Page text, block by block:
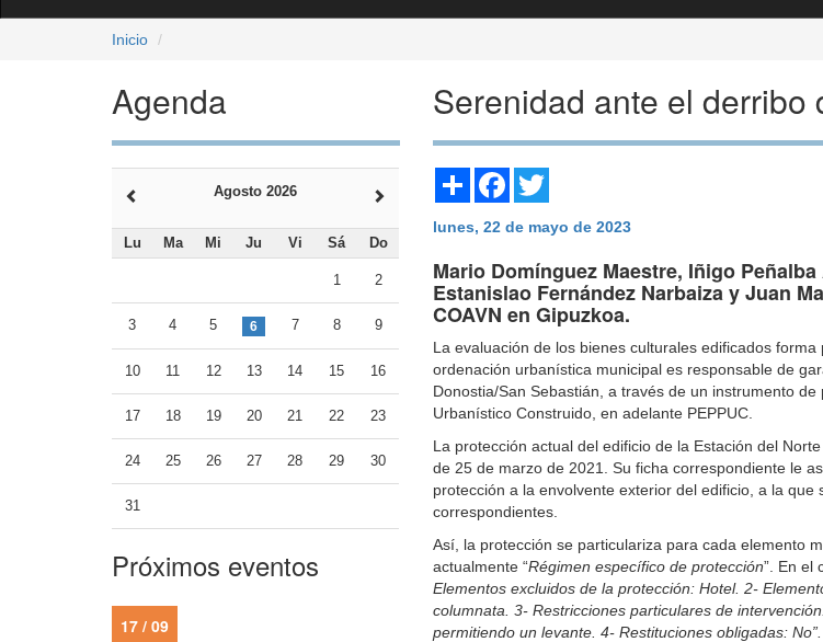
Inicio
Serenidad ante el
Share Facebook
lunes, 22 de mayo de 2023
Mario Domínguez Maestre, Iñigo
Estanislao Fernández Narbaiza y Juan
COAVN en Gipuzkoa.
La evaluación de los bienes culturales edificados
ordenación urbanística municipal es responsable de
Donostia/San Sebastián, a través de un instrumento
Urbanístico Construido, en adelante PEPPUC.
La protección actual del edificio de la Estación del
de 25 de marzo de 2021. Su ficha correspondiente le
protección a la envolvente exterior del edificio, a la
correspondientes.
Así, la protección se particulariza para cada elemento
actualmente “Régimen específico de protección”. En el
Elementos excluidos de la protección: Hotel. 2-
columnata. 3- Restricciones particulares de
permitiendo un levante. 4- Restituciones obligadas: No”.
Agenda
Agosto 2026
Lu Ma Mi Ju Vi Sá Do
1 2
3 4 5 6 7 8 9
10 11 12 13 14 15 16
17 18 19 20 21 22 23
24 25 26 27 28 29 30
31
Próximos eventos
17 / 09